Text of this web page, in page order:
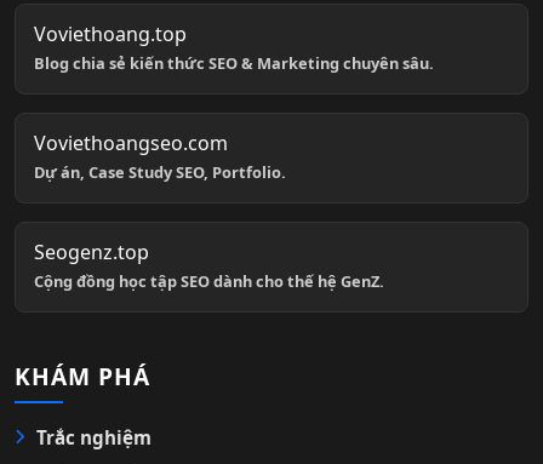
Voviethoang.top
Blog chia sẻ kiến thức SEO & Marketing chuyên sâu.
Voviethoangseo.com
Dự án, Case Study SEO, Portfolio.
Seogenz.top
Cộng đồng học tập SEO dành cho thế hệ GenZ.
KHÁM PHÁ
Trắc nghiệm